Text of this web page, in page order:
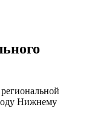
Нижнему